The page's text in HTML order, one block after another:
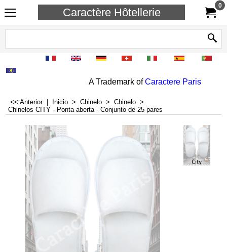
Caractère Hôtellerie
0
A Trademark ofCaractere Paris
<< Anterior Inicio > Chinelo > Chinelo >
Chinelos CITY - Ponta aberta - Conjunto de 25 pares